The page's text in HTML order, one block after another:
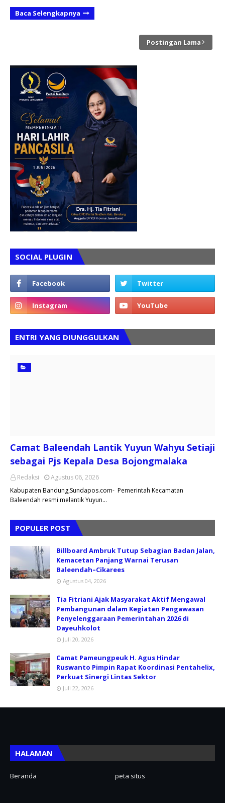
Baca Selengkapnya
Postingan Lama
SOCIAL PLUGIN
ENTRI YANG DIUNGGULKAN
Camat Baleendah Lantik Yuyun Wahyu Setiaji
sebagai Pjs Kepala Desa Bojongmalaka
Redaksi
Agustus 06, 2026
Kabupaten Bandung,Sundapos.com- Pemerintah Kecamatan
Baleendah resmi melantik Yuyun…
POPULER POST
Billboard Ambruk Tutup Sebagian Badan Jalan,
Kemacetan Panjang Warnai Terusan
Baleendah–Cikarees
Agustus 04, 2026
Tia Fitriani Ajak Masyarakat Aktif Mengawal
Pembangunan dalam Kegiatan Pengawasan
Penyelenggaraan Pemerintahan 2026 di
Dayeuhkolot
Juli 20, 2026
Camat Pameungpeuk H. Agus Hindar
Ruswanto Pimpin Rapat Koordinasi Pentahelix,
Perkuat Sinergi Lintas Sektor
Juli 22, 2026
HALAMAN
Beranda peta situs